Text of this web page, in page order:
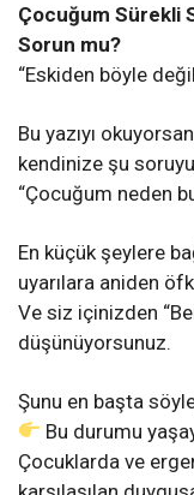
Çocuğum Sürekli
Sorun mu?
“Eskiden böyle
Bu yazıyı
kendinize şu
“Çocuğum neden
En küçük şeylere
uyarılara aniden
Ve siz içinizden
düşünüyorsunuz.
Şunu en başta
Bu durumu
Çocuklarda ve